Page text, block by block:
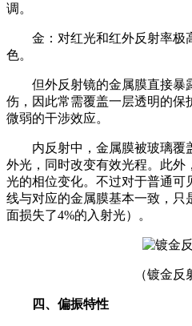
调。
金：对红光和红外反射率极
色。
但外反射镜的金属膜直接暴
伤，因此常需覆盖一层透明的
微弱的干涉效应。
内反射中，金属膜被玻璃覆
外光，同时改变有效光程。此外
光的相位变化。不过对于普通可
线与对应的金属膜基本一致，只
面损失了4%的入射光）。
（镀金反
四、偏振特性